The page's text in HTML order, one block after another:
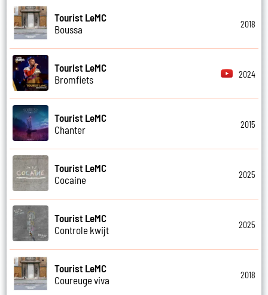
Tourist LeMC
Boussa
2018
Tourist LeMC
Bromfiets
2024
Tourist LeMC
Chanter
2015
Tourist LeMC
Cocaine
2025
Tourist LeMC
Controle kwijt
2025
Tourist LeMC
Coureuge viva
2018